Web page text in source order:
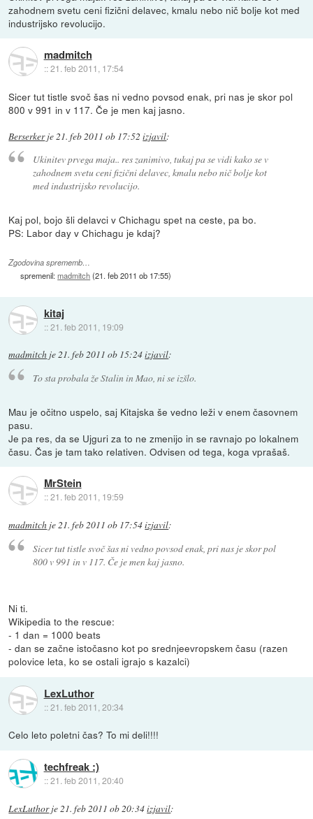
zahodnem svetu ceni fizični delavec, kmalu nebo nič bolje kot med
industrijsko revolucijo.
madmitch
::21. feb 2011, 17:54
Sicer tut tistle svoč šas ni vedno povsod enak, pri nas je skor pol
800 v 991 in v 117. Če je men kaj jasno.
Berserkerje21. feb 2011 ob 17:52 izjavil:
Ukinitev prvega maja.. res zanimivo, tukaj pa se vidi kako se v
zahodnem svetu ceni fizični delavec, kmalu nebo nič bolje kot
med industrijsko revolucijo.
Kaj pol, bojo šli delavci v Chichagu spet na ceste, pa bo.
PS: Labor day v Chichagu je kdaj?
Zgodovina sprememb…
spremenil:madmitch(21. feb 2011 ob 17:55)
kitaj
::21. feb 2011, 19:09
madmitch je21. feb 2011 ob 15:24izjavil:
To sta probala že Stalin in Mao, ni se izšlo.
Mau je očitno uspelo, saj Kitajska še vedno leži v enem časovnem
pasu.
Je pa res, da se Ujguri za to ne zmenijo in se ravnajo po lokalnem
času. Čas je tam tako relativen. Odvisen od tega, koga vprašaš.
MrStein
::21. feb 2011, 19:59
madmitch je21. feb 2011 ob 17:54izjavil:
Sicer tut tistle svoč šas ni vedno povsod enak, pri nas je skor pol
800 v 991 in v 117. Če je men kaj jasno.
Ni ti.
Wikipedia to the rescue:
- 1 dan = 1000 beats
- dan se začne istočasno kot po srednjeevropskem času (razen
polovice leta, ko se ostali igrajo s kazalci)
LexLuthor
::21. feb 2011, 20:34
Celo leto poletni čas? To mi deli!!!!
techfreak :)
::21. feb 2011, 20:40
LexLuthorje 21. feb 2011 ob 20:34izjavil: